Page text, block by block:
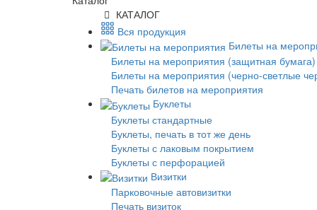
КАТАЛОГ
Вся продукция
Билеты на
Билеты на мероприятия (защитная бумага)
Билеты на мероприятия (черно-светлые
Печать билетов на мероприятия
Буклеты
Буклеты стандартные
Буклеты, печать в тот же день
Буклеты с лаковым покрытием
Буклеты с перфорацией
Визитки
Парковочные автовизитки
Печать визиток